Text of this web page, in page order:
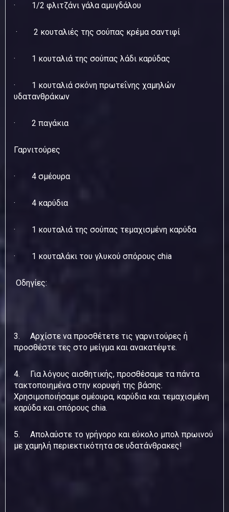
· 1/2 φλιτζάνι γάλα αμυγδάλου
· 2 κουταλιές της σούπας κρέμα σαντιφί
· 1 κουταλιά της σούπας λάδι καρύδας
· 1 κουταλιά σκόνη πρωτεΐνης χαμηλών
υδατανθράκων
· 2 παγάκια
Γαρνιτούρες
· 4 σμέουρα
· 4 καρύδια
· 1 κουταλιά της σούπας τεμαχισμένη καρύδα
· 1 κουταλάκι του γλυκού σπόρους chia
Οδηγίες:
3. Αρχίστε να προσθέτετε τις γαρνιτούρες ή
προσθέστε τες στο μείγμα και ανακατέψτε.
4. Για λόγους αισθητικής, προσθέσαμε τα πάντα
τακτοποιημένα στην κορυφή της βάσης.
Χρησιμοποιήσαμε σμέουρα, καρύδια και τεμαχισμένη
καρύδα και σπόρους chia.
5. Απολαύστε το γρήγορο και εύκολο μπολ πρωινού
με χαμηλή περιεκτικότητα σε υδατάνθρακες!